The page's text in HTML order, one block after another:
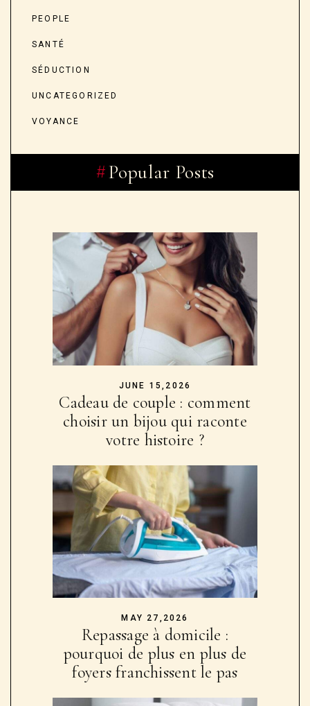
PEOPLE
SANTÉ
SÉDUCTION
UNCATEGORIZED
VOYANCE
Popular Posts
JUNE 15,2026
Cadeau de couple : comment
choisir un bijou qui raconte
votre histoire ?
MAY 27,2026
Repassage à domicile :
pourquoi de plus en plus de
foyers franchissent le pas